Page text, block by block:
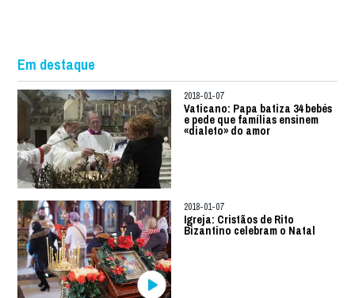
Em destaque
2018-01-07
Vaticano: Papa batiza 34 bebés
e pede que famílias ensinem
«dialeto» do amor
2018-01-07
Igreja: Cristãos de Rito
Bizantino celebram o Natal